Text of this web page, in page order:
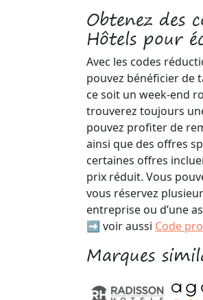
Obtenez des
Hôtels pour
Avec les codes
pouvez bénéficier de
ce soit un week-end
trouverez toujours
pouvez profiter de
ainsi que des offres
certaines offres
prix réduit. Vous
vous réservez
entreprise ou d’une
➡️ voir aussi Code
Marques